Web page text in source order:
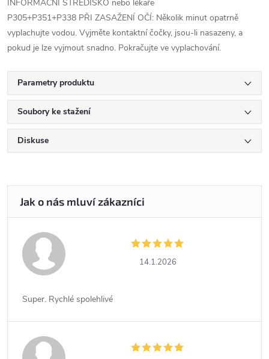
INFORMAČNÍ STŘEDISKO nebo lékaře
P305+P351+P338 PŘI ZASAŽENÍ OČÍ: Několik minut opatrně
vyplachujte vodou. Vyjměte kontaktní čočky, jsou-li nasazeny, a
pokud je lze vyjmout snadno. Pokračujte ve vyplachování.
Parametry produktu
Soubory ke stažení
Diskuse
14.1.2026
Super. Rychlé spolehlivé